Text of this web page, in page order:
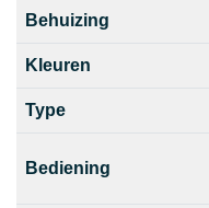
Behuizing
Kleuren
Type
Bediening